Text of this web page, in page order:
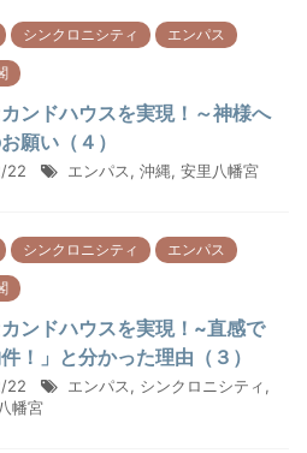
シンクロニシティ エンパス
ンドハウスを実現！～神様へ
願い（４）
22 エンパス, 沖縄, 安里八幡宮
シンクロニシティ エンパス
ンドハウスを実現！~直感で
件！」と分かった理由（３）
22 エンパス, シンクロニシティ,
幡宮